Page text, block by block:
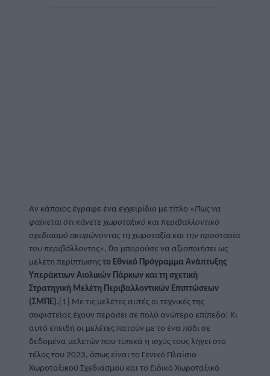
Αν κάποιος έγραφε ένα εγχειρίδιο με τίτλο «Πως να
φαίνεται ότι κάνετε χωροταξικό και περιβαλλοντικό
σχεδιασμό ακυρώνοντας τη χωροταξία και την προστασία
του περιβάλλοντος» , θα μπορούσε να αξιοποιήσει ως
μελέτη περίπτωσης το Εθνικό Πρόγραμμα Ανάπτυξης
Υπεράκτιων Αιολικών Πάρκων
Στρατηγική Μελέτη Περιβαλλοντικών Επιπτώσεων
(ΣΜΠΕ).[1] Με τις μελέτες αυτές οι τεχνικές της
σοφιστείας έχουν περάσει σε πολύ ανώτερο επίπεδο! Κι
αυτό επειδή οι μελέτες πατούν με το ένα πόδι σε
δεδομένα μελετών που τυπικά η ισχύς τους λήγει στο
τέλος του 2023, όπως είναι το Γενικό Πλαίσιο
Χωροταξικού Σχεδιασμού και το Ειδικό Χωροταξικό